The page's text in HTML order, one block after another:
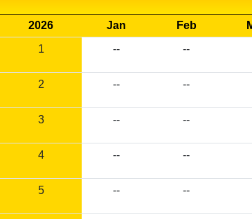
2026 Jan Feb
1
-- --
2 -- --
3 -- --
4 -- --
5 -- --